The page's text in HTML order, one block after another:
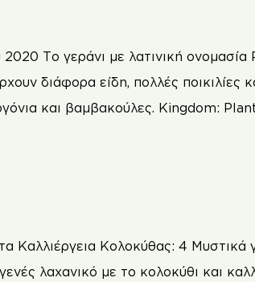
Το γεράνι με λατινική
διάφορα είδη, πολλές ποικιλίες
και βαμβακούλες. Kingdom:
Καλλιέργεια Κολοκύθας: 4
λαχανικό με το κολοκύθι και